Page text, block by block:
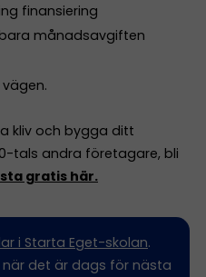
finansiering
månadsavgiften
kliv och bygga ditt
tals andra företagare, bli
gratis här.
i Starta Eget-skolan.
det är dags för nästa